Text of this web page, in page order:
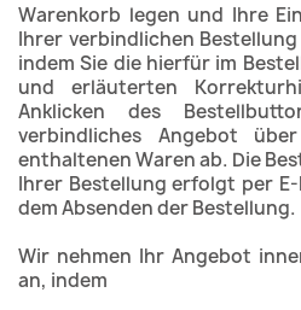
Warenkorb legen und Ihre
Ihrer verbindlichen
indem Sie die hierfür im
und erläuterten
Anklicken des
verbindliches Angebot
enthaltenen Waren ab. Die
Ihrer Bestellung erfolgt per
dem Absenden der Bestellung.
Wir nehmen Ihr Angebot
an, indem